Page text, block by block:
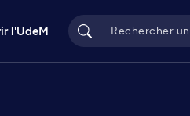
l'UdeM